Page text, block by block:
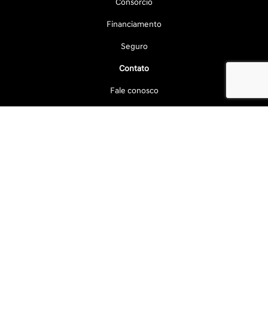
Consórcio
Financiamento
Seguro
Contato
Fale conosco